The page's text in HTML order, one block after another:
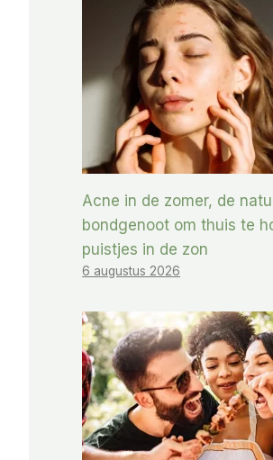
Acne in de zomer, de
bondgenoot om thuis te
puistjes in de zon
6 augustus 2026